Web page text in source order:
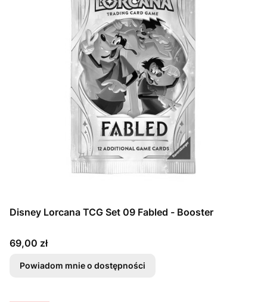
Disney Lorcana TCG Set 09 Fabled - Booster
Cena
69,00 zł
Powiadom mnie o dostępności